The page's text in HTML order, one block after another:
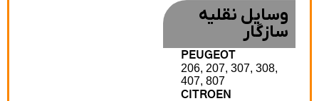
وسایل نقلیه
سازگار
PEUGEOT
206, 207, 307, 308,
407, 807
CITROEN